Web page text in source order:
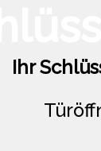
Ihr